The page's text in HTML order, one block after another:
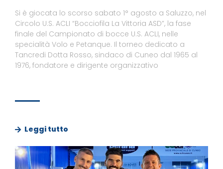
Si è giocata lo scorso sabato 1° agosto a Saluzzo, nel
Circolo U.S. ACLI “Bocciofila La Vittoria ASD”, la fase
finale del Campionato di bocce U.S. ACLI, nelle
specialità Volo e Petanque. Il torneo dedicato a
Tancredi Dotta Rosso, sindaco di Cuneo dal 1965 al
1976, fondatore e dirigente organizzativo
Leggi tutto